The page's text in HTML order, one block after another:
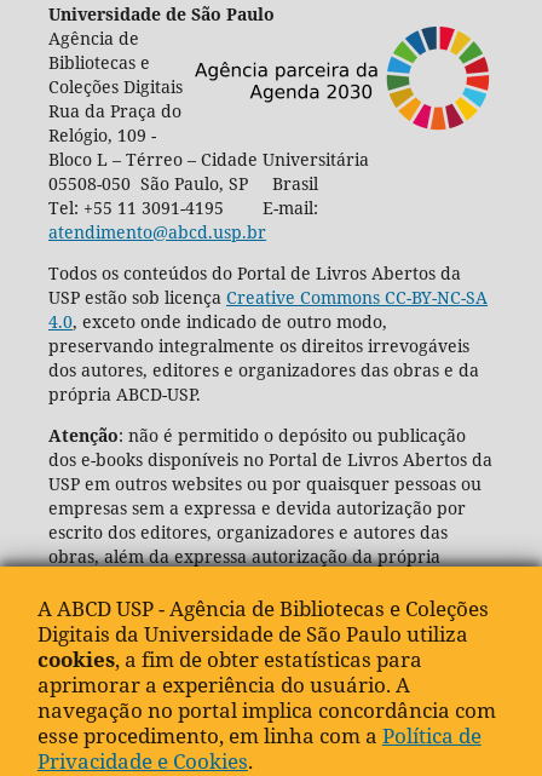
Universidade de São Paulo
Agência de
Bibliotecas e
Coleções Digitais
Rua da Praça do
Relógio, 109 -
Bloco L – Térreo – Cidade Universitária
05508-050 São Paulo, SP Brasil
Tel: +55 11 3091-4195 E-mail:
atendimento@abcd.usp.br
Todos os conteúdos do Portal de Livros Abertos da
USP estão sob licença Creative Commons CC-BY-NC-SA
4.0, exceto onde indicado de outro modo,
preservando integralmente os direitos irrevogáveis
dos autores, editores e organizadores das obras e da
própria ABCD-USP.
Atenção: não é permitido o depósito ou publicação
dos e-books disponíveis no Portal de Livros Abertos da
USP em outros websites ou por quaisquer pessoas ou
empresas sem a expressa e devida autorização por
escrito dos editores, organizadores e autores das
obras, além da expressa autorização da própria
(ABCD-USP).
A ABCD USP - Agência de Bibliotecas e Coleções
Digitais da Universidade de São Paulo utiliza
cookies, a fim de obter estatísticas para
aprimorar a experiência do usuário. A
navegação no portal implica concordância com
esse procedimento, em linha com a Política de
Privacidade e Cookies.